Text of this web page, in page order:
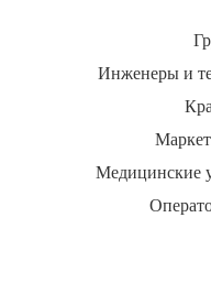
Инженеры и
Медицинские